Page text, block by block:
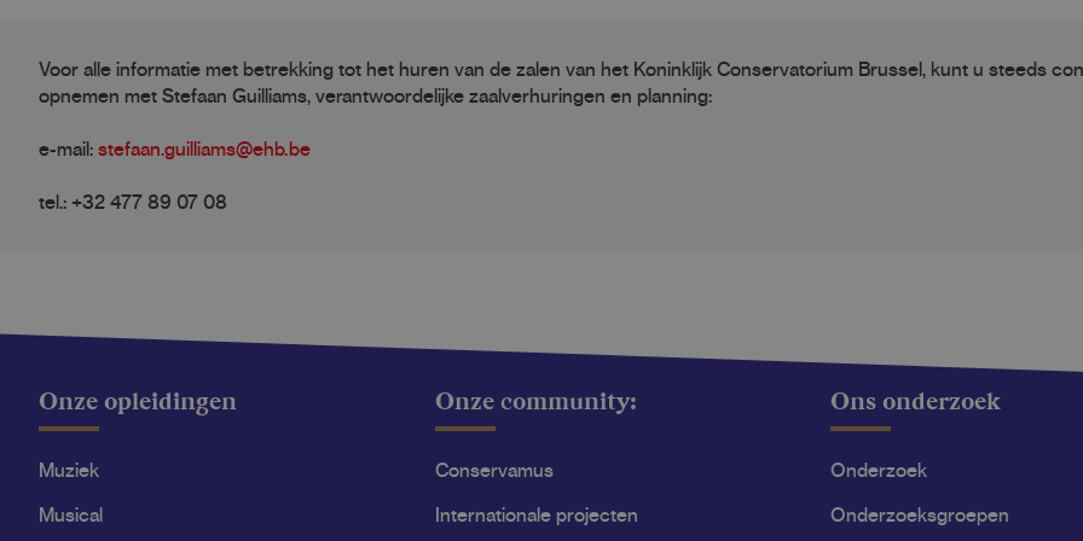
Voor alle informatie met betrekking tot het huren van de zalen van het Koninklijk Conservatorium Brussel, kunt u steeds
opnemen met Stefaan Guilliams, verantwoordelijke zaalverhuringen en planning:
e-mail: stefaan.guilliams@ehb.be
tel.: +32 477 89 07 08
Onze opleidingen
Muziek
Musical
Onze community:
Conservamus
Internationale projecten
Ons onderzoek
Onderzoek
Onderzoeksgroepen